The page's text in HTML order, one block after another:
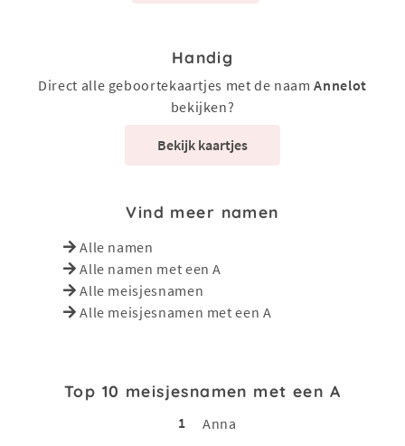
Handig
Direct alle geboortekaartjes met de naamAnnelot
bekijken?
Bekijk kaartjes
Vind meer namen
Alle namen
Alle namen met een A
Alle meisjesnamen
Alle meisjesnamen met een A
Top 10 meisjesnamen met een A
1
Anna